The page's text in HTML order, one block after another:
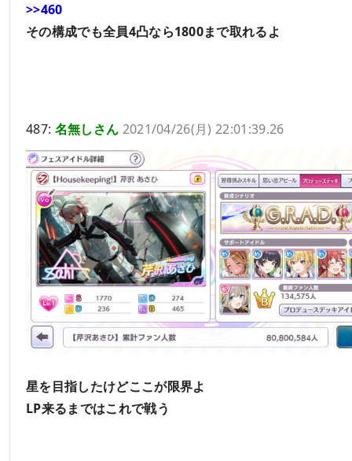
>>460
その構成でも全員4凸なら1800まで取れるよ
487: 名無しさん 2021/04/26(月) 22:01:39.26
星を目指したけどここが限界よ
LP来るまではこれで戦う